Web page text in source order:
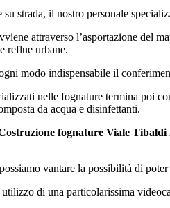
strada, il nostro personale
attraverso l’asportazione del
reflue urbane.
modo indispensabile il
nelle fognature termina poi
da acqua e disinfettanti.
fognature Viale
vantare la possibilità di
di una particolarissima